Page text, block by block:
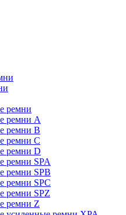
ремни
ремни A
ремни B
ремни C
ремни D
ремни SPA
ремни SPB
ремни SPC
ремни SPZ
ремни Z